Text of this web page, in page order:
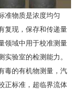
准物质是浓度均匀
复现，保存和传递量
领域中用于校准测量
验室的检测能力。
毒的有机物测量，汽
正标准，超临界流体